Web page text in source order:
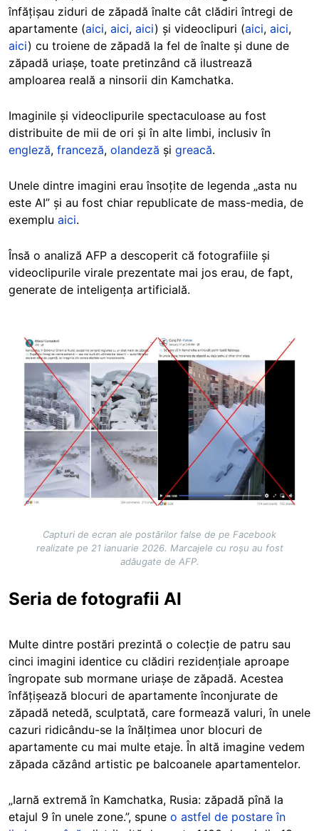
înfățișau ziduri de zăpadă înalte cât clădiri întregi de
apartamente (aici, aici, aici) și videoclipuri (aici, aici,
aici) cu troiene de zăpadă la fel de înalte și dune de
zăpadă uriașe, toate pretinzând că ilustrează
amploarea reală a ninsorii din Kamchatka.
Imaginile și videoclipurile spectaculoase au fost
distribuite de mii de ori și în alte limbi, inclusiv în
engleză, franceză, olandeză și greacă.
Unele dintre imagini erau însoțite de legenda „asta nu
este AI” și au fost chiar republicate de mass-media, de
exemplu aici.
Însă o analiză AFP a descoperit că fotografiile și
videoclipurile virale prezentate mai jos erau, de fapt,
generate de inteligența artificială.
Image
Capturi de ecran ale postărilor false de pe Facebook
realizate pe 21 ianuarie 2026. Marcajele cu roșu au fost
adăugate de AFP.
Seria de fotografii AI
Multe dintre postări prezintă o colecție de patru sau
cinci imagini identice cu clădiri rezidențiale aproape
îngropate sub mormane uriașe de zăpadă. Acestea
înfățișează blocuri de apartamente înconjurate de
zăpadă netedă, sculptată, care formează valuri, în unele
cazuri ridicându-se la înălțimea unor blocuri de
apartamente cu mai multe etaje. În altă imagine vedem
zăpada căzând artistic pe balcoanele apartamentelor.
„Iarnă extremă în Kamchatka, Rusia: zăpadă pînă la
etajul 9 în unele zone.”, spune o astfel de postare în